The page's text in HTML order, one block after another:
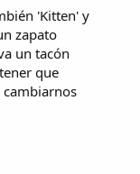
'Kitten' y
zapato
un tacón
que